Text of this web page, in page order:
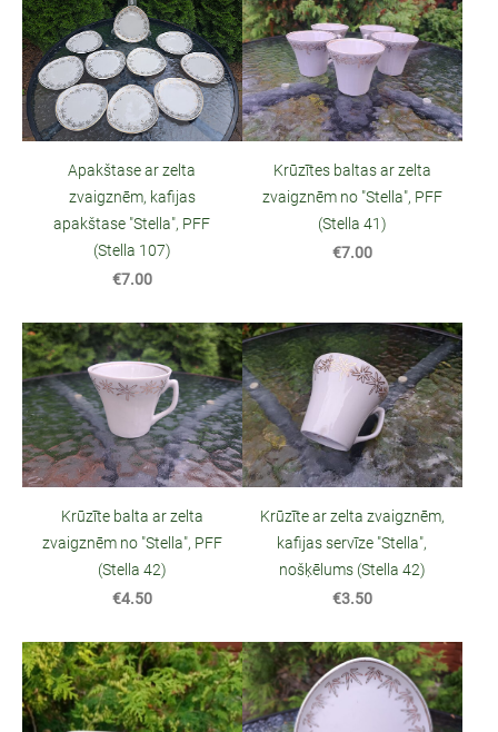
Apakštase ar zelta
zvaigznēm, kafijas
apakštase "Stella", PFF
(Stella 107)
€7.00
Krūzītes baltas ar zelta
zvaigznēm no "Stella", PFF
(Stella 41)
€7.00
Krūzīte balta ar zelta
zvaigznēm no "Stella", PFF
(Stella 42)
€4.50
Krūzīte ar zelta zvaigznēm,
kafijas servīze "Stella",
nošķēlums (Stella 42)
€3.50